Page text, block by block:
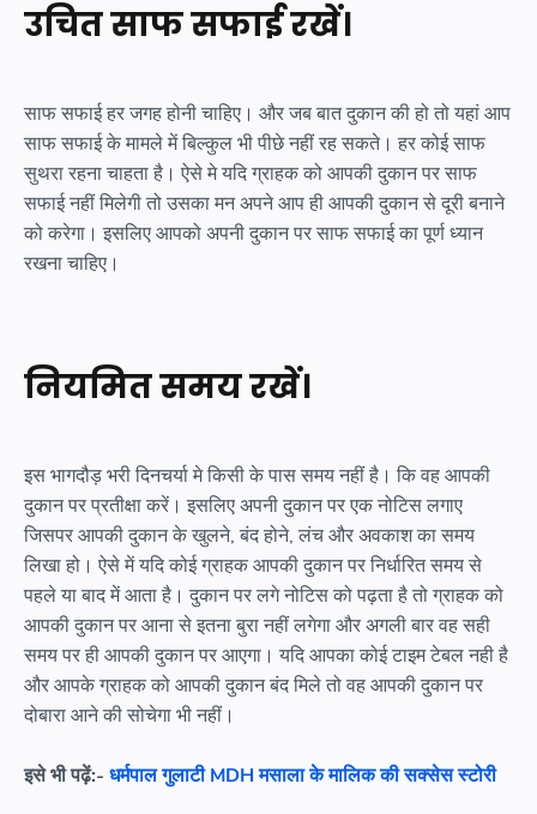
उचित साफ सफाई रखें।
साफ सफाई हर जगह होनी चाहिए। और जब बात दुकान की हो तो यहां आप
साफ सफाई के मामले में बिल्कुल भी पीछे नहीं रह सकते। हर कोई साफ
सुथरा रहना चाहता है। ऐसे मे यदि ग्राहक को आपकी दुकान पर साफ
सफाई नहीं मिलेगी तो उसका मन अपने आप ही आपकी दुकान से दूरी बनाने
को करेगा। इसलिए आपको अपनी दुकान पर साफ सफाई का पूर्ण ध्यान
रखना चाहिए।
नियमित समय रखें।
इस भागदौड़ भरी दिनचर्या मे किसी के पास समय नहीं है। कि वह आपकी
दुकान पर प्रतीक्षा करें। इसलिए अपनी दुकान पर एक नोटिस लगाए
जिसपर आपकी दुकान के खुलने, बंद होने, लंच और अवकाश का समय
लिखा हो। ऐसे में यदि कोई ग्राहक आपकी दुकान पर निर्धारित समय से
पहले या बाद में आता है। दुकान पर लगे नोटिस को पढ़ता है तो ग्राहक को
आपकी दुकान पर आना से इतना बुरा नहीं लगेगा और अगली बार वह सही
समय पर ही आपकी दुकान पर आएगा। यदि आपका कोई टाइम टेबल नही है
और आपके ग्राहक को आपकी दुकान बंद मिले तो वह आपकी दुकान पर
दोबारा आने की सोचेगा भी नहीं।
इसे भी पढ़ें:- धर्मपाल गुलाटी MDH मसाला के मालिक की सक्सेस स्टोरी